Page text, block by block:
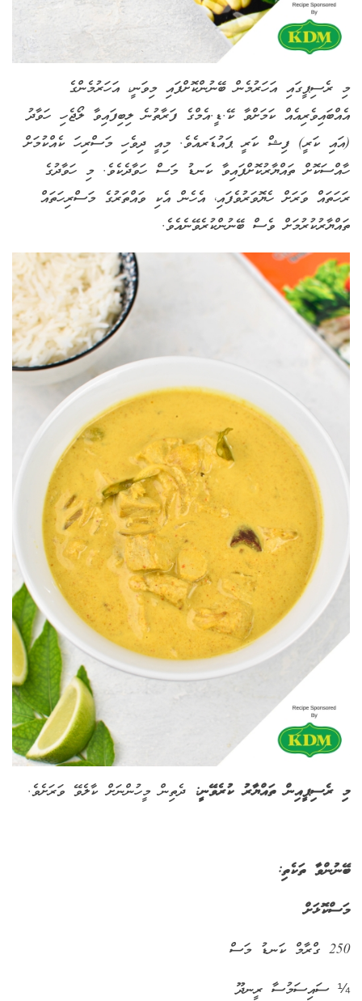
މި ރެސިޕީގައި އަހަރުމެން ބޭނުންކޮށްފައި މިވަނީ، އަހަރުމެންގެ
އެއްބައިވެރިއެއް ކަމަށްވާ ކޭ.ޑީ.އެމްގެ ފަރާތުނެ ލިބިފައިވާ ލޯޖެހި ހަވާދު
(އައި ކަރީ) ފިޝް ކަރީ ޕައުޑަރއެވެ. މިއީ ދިވެހި މަސްރިހަ ކެއްކުމަށް
ހާއްސަކޮށް ތައްޔާރުކޮށްފައިވާ ކަނޑު މަސް ހަވާދެކެވެ. މި ހަވާދުގެ
ރަހަތައް ވަރަށް ހެޔޮވަރުވެފައި، އެހެން އެކި ވައްތަރުގެ މަސްރިހަތައް
ތައްޔާރުކުރުމަށް ވެސް ބޭނުންކުރެވޭނެއެވެ.
މި ރެސިޕީއިން ތައްޔާރު ކުރެވޭނީ:ދެތިން މީހުންނަށް ކާލެވޭ ވަރަށެވެ.
ބޭނުންވާ ތަކެތި:
މަސްކޮޅަށް
250 ގްރާމް ކަނޑު މަސް
¼ ސައިސަމުސާ ރީނދޫ